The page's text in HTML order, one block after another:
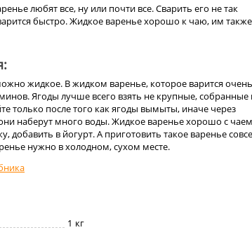
любят все, ну или почти все. Сварить его не так
быстро. Жидкое варенье хорошо к чаю, им также
жидкое. В жидком варенье, которое варится очень
Ягоды лучше всего взять не крупные, собранные
только после того как ягоды вымыты, иначе через
они наберут много воды. Жидкое варенье хорошо с
добавить в йогурт. А приготовить такое варенье
нужно в холодном, сухом месте.
1 кг